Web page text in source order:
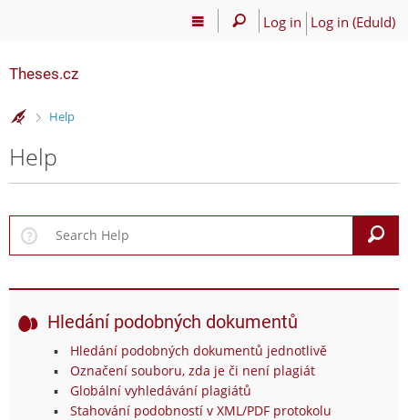
Log in Log in (EduId)
Theses.cz
>Help
Help
Hledání podobných dokumentů
Hledání podobných dokumentů jednotlivě
Označení souboru, zda je či není plagiát
Globální vyhledávání plagiátů
Stahování podobností v XML/PDF protokolu